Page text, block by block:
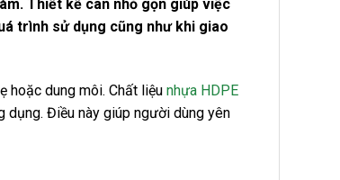
Thiết kế can nhỏ gọn giúp việc
trình sử dụng cũng như khi giao
hoặc dung môi. Chất liệu nhựa HDPE
dụng. Điều này giúp người dùng yên